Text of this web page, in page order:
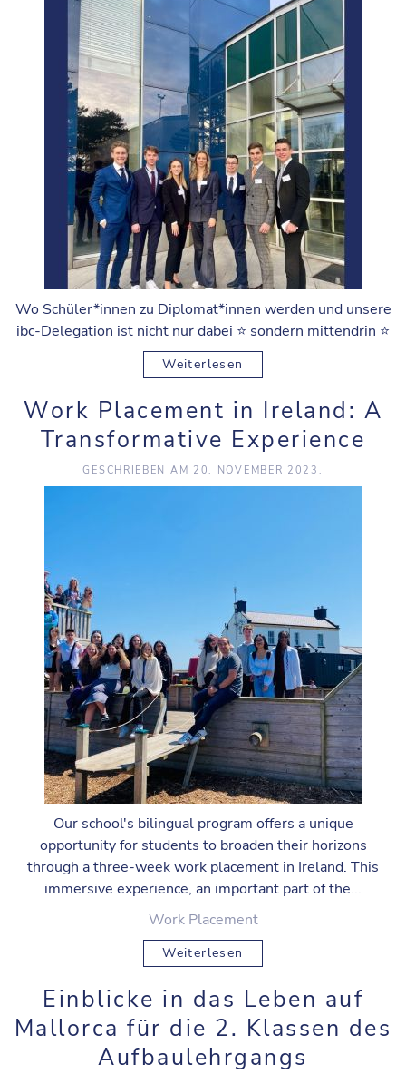
Wo Schüler*innen zu Diplomat*innen werden und unsere
ibc-Delegation ist nicht nur dabei ⭐️ sondern mittendrin ⭐️
Weiterlesen
Work Placement in Ireland: A
Transformative Experience
GESCHRIEBEN AM 20. NOVEMBER 2023 .
Our school's bilingual program offers a unique
opportunity for students to broaden their horizons
through a three-week work placement in Ireland. This
immersive experience, an important part of the...
Work Placement
Weiterlesen
Einblicke in das Leben auf
Mallorca für die 2. Klassen des
Aufbaulehrgangs